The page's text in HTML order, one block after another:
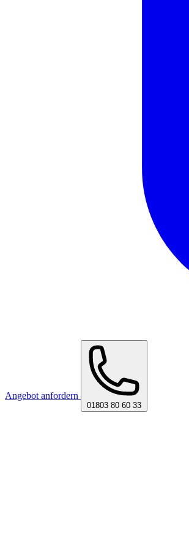
Angebot anfordern
01803 80 60 33